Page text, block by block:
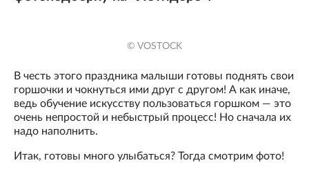
© VOSTOCK
В честь этого праздника малыши готовы поднять свои
горшочки и чокнуться ими друг с другом! А как иначе,
ведь обучение искусству пользоваться горшком — это
очень непростой и небыстрый процесс! Но сначала их
надо наполнить.
Итак, готовы много улыбаться? Тогда смотрим фото!